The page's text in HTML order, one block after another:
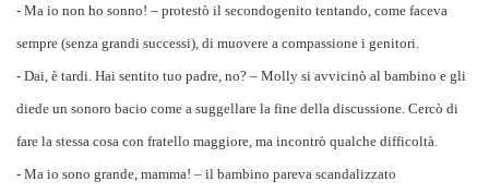
- Ma io non ho sonno! – protestò il secondogenito tentando, come faceva
sempre (senza grandi successi), di muovere a compassione i genitori.
- Dai, è tardi. Hai sentito tuo padre, no? – Molly si avvicinò al bambino e gli
diede un sonoro bacio come a suggellare la fine della discussione. Cercò di
fare la stessa cosa con fratello maggiore, ma incontrò qualche difficoltà.
- Ma io sono grande, mamma! – il bambino pareva scandalizzato